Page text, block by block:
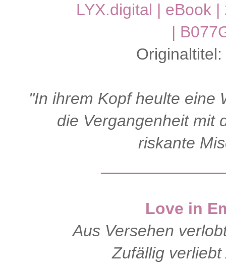
LYX.digital | eBook
|
"In ihrem Kopf heulte eine
die Vergangenheit mit
riskante
Love in
Aus Versehen
Zufällig